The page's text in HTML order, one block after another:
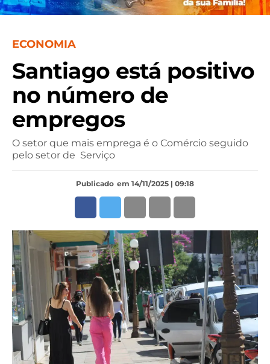
ECONOMIA
Santiago está positivo
no número de
empregos
O setor que mais emprega é o Comércio seguido
pelo setor de Serviço
Publicado em 14/11/2025 | 09:18